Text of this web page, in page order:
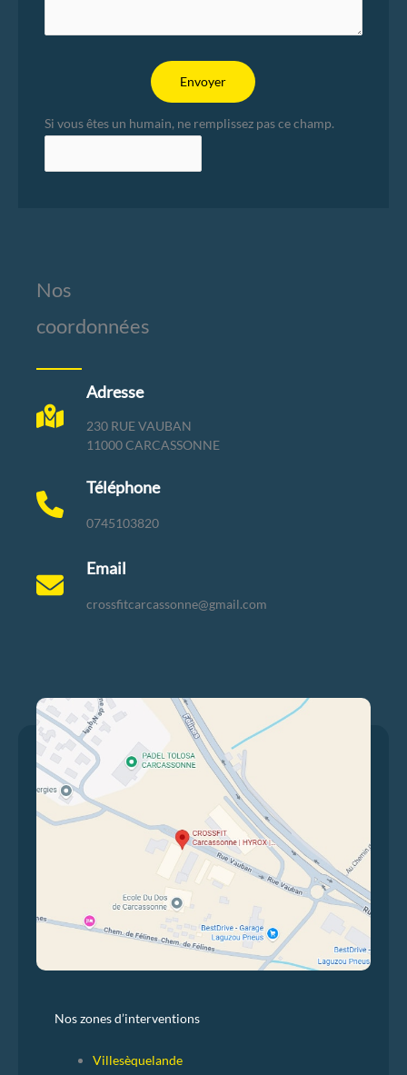
Envoyer
Si vous êtes un humain, ne remplissez pas ce champ.
Nos
coordonnées
Adresse
230 RUE VAUBAN
11000 CARCASSONNE
Téléphone
0745103820
Email
crossfitcarcassonne@gmail.com
Nos zones d’interventions
Villesèquelande